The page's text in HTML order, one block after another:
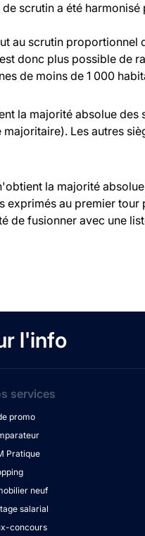
scrutin a été
au scrutin proportionnel
donc plus possible de
de moins de 1 000
la majorité absolue
Les autres
la majorité
exprimés au premier
de fusionner avec une
l'info
services
promo
Pratique
neuf
salarial
concours